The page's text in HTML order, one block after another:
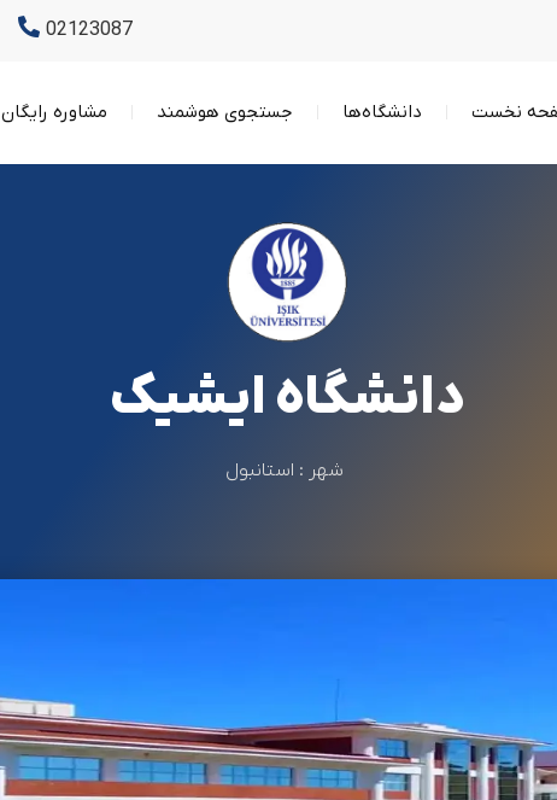
02123087
نخست دانشگاه‌ها جستجوی هوشمند مشاوره رایگان
دانشگاه ایشیک
شهر : استانبول